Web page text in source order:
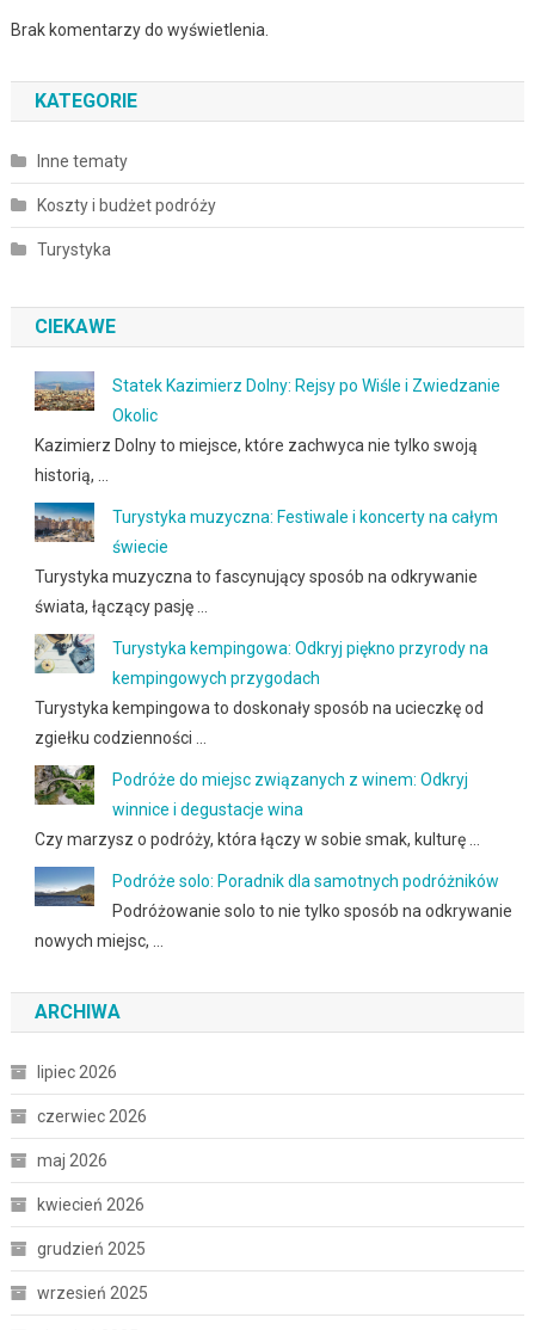
Brak komentarzy do wyświetlenia.
KATEGORIE
Inne tematy
Koszty i budżet podróży
Turystyka
CIEKAWE
Statek Kazimierz Dolny: Rejsy po Wiśle i Zwiedzanie
Okolic
Kazimierz Dolny to miejsce, które zachwyca nie tylko swoją
historią, …
Turystyka muzyczna: Festiwale i koncerty na całym
świecie
Turystyka muzyczna to fascynujący sposób na odkrywanie
świata, łączący pasję …
Turystyka kempingowa: Odkryj piękno przyrody na
kempingowych przygodach
Turystyka kempingowa to doskonały sposób na ucieczkę od
zgiełku codzienności …
Podróże do miejsc związanych z winem: Odkryj
winnice i degustacje wina
Czy marzysz o podróży, która łączy w sobie smak, kulturę …
Podróże solo: Poradnik dla samotnych podróżników
Podróżowanie solo to nie tylko sposób na odkrywanie
nowych miejsc, …
ARCHIWA
lipiec 2026
czerwiec 2026
maj 2026
kwiecień 2026
grudzień 2025
wrzesień 2025